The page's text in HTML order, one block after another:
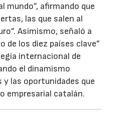
mundo”, afirmando que
las que salen al
Asimismo, señaló a
de los diez países clave”
internacional de
el dinamismo
y las oportunidades que
empresarial catalán.